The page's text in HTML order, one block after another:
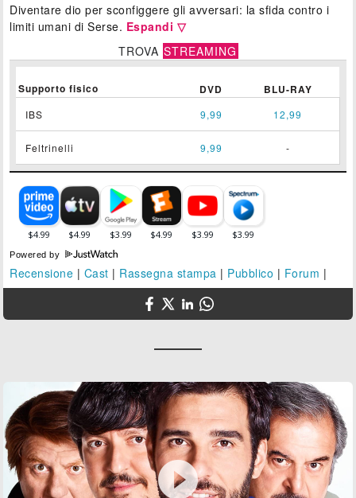
Diventare dio per sconfiggere gli avversari: la sfida contro i
limiti umani di Serse. Espandi ▽
TROVA STREAMING
Supporto fisico DVD BLU-RAY
IBS 9,99 12,99
Feltrinelli 9,99 -
Powered by
Recensione | Cast | Rassegna stampa | Pubblico | Forum |
